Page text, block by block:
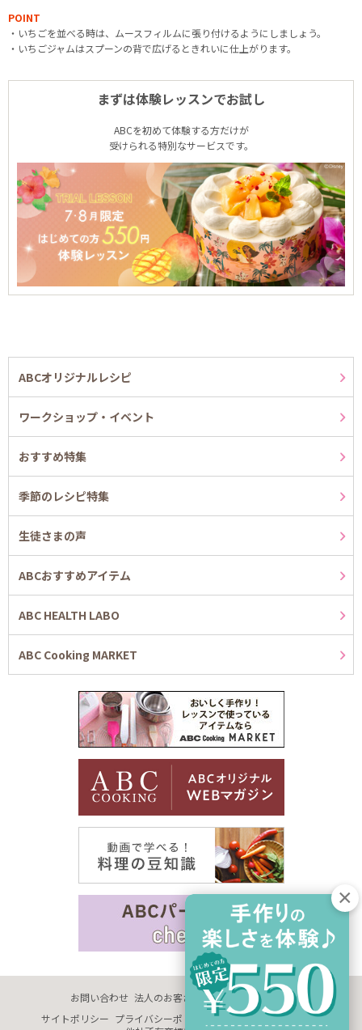
POINT
・いちごを並べる時は、ムースフィルムに張り付けるようにしましょう。
・いちごジャムはスプーンの背で広げるときれいに仕上がります。
まずは体験レッスンでお試し
ABCを初めて体験する方だけが
受けられる特別なサービスです。
ABCオリジナルレシピ
ワークショップ・イベント
おすすめ特集
季節のレシピ特集
生徒さまの声
ABCおすすめアイテム
ABC HEALTH LABO
ABC Cooking MARKET
お問い合わせ 法人のお客さま 企業情報
採用情報
サイトポリシー プライバシーポリシー サイトマップ 推奨環境